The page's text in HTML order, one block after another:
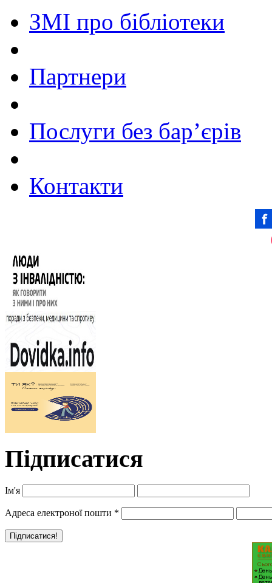
ЗМІ про бібліотеки
Партнери
Послуги без бар’єрів
Контакти
Підписатися
Ім'я
Адреса електроної пошти *